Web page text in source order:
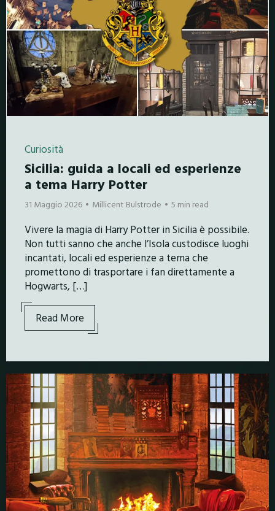
Curiosità
Sicilia: guida a locali ed esperienze
a tema Harry Potter
31 Maggio 2026 Millicent Bulstrode 5 min read
Vivere la magia di Harry Potter in Sicilia è possibile.
Non tutti sanno che anche l’Isola custodisce luoghi
incantati, locali ed esperienze a tema che
promettono di trasportare i fan direttamente a
Hogwarts, […]
Read More